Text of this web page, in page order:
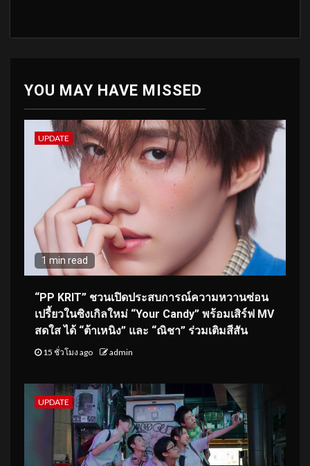
YOU MAY HAVE MISSED
UPDATE
1 min read
“PP KRIT” ชวนเปิดประสบการณ์ความหวานซ่อน
เปรี้ยวในซิงเกิลใหม่ “Your Candy” พร้อมเสิร์ฟ MV
สดใส ได้ “ต้าเหนิง” และ “ณิชา” ร่วมเติมสีสัน
15 ชั่วโมง ago admin
UPDATE